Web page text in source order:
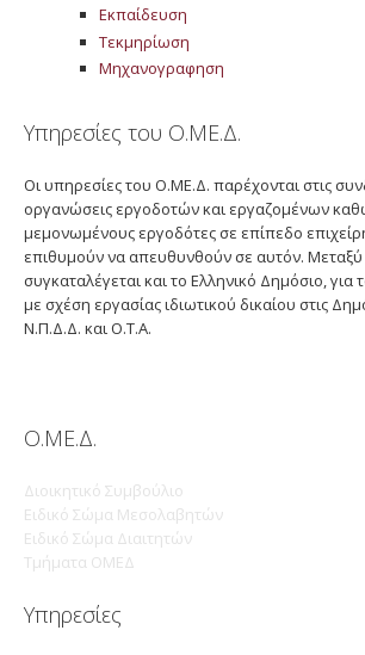
Εκπαίδευση
Τεκμηρίωση
Μηχανογραφηση
Υπηρεσίες του Ο.ΜΕ.Δ.
Οι υπηρεσίες του Ο.ΜΕ.Δ. παρέχονται στις
οργανώσεις εργοδοτών και εργαζομένων
μεμονωμένους εργοδότες σε επίπεδο
επιθυμούν να απευθυνθούν σε αυτόν.
συγκαταλέγεται και το Ελληνικό Δημόσιο, για
με σχέση εργασίας ιδιωτικού δικαίου στις
Ν.Π.Δ.Δ. και Ο.Τ.Α.
Ο.ΜΕ.Δ.
Διοικητικό Συμβούλιο
Ειδικό Σώμα Μεσολαβητών
Ειδικό Σώμα Διαιτητών
Τμήματα ΟΜΕΔ
Υπηρεσίες